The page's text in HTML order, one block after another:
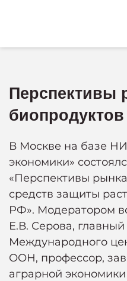
Перспективы
В Москве на базе
экономики»
«Перспективы
средств защиты
РФ». Модератором
Е.В. Серова,
Международного
ООН, профессор,
аграрной